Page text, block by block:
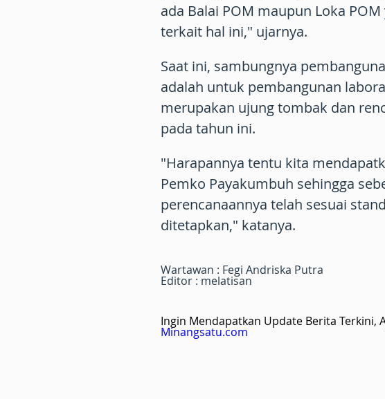
ada Balai POM maupun Loka
terkait hal ini," ujarnya.
Saat ini, sambungnya
adalah untuk pembangunan
merupakan ujung tombak dan
pada tahun ini.
"Harapannya tentu kita
Pemko Payakumbuh sehingga
perencanaannya telah sesuai
ditetapkan," katanya.
Wartawan : Fegi Andriska Putra
Editor : melatisan
Ingin Mendapatkan Update Berita Terkini,
Minangsatu.com